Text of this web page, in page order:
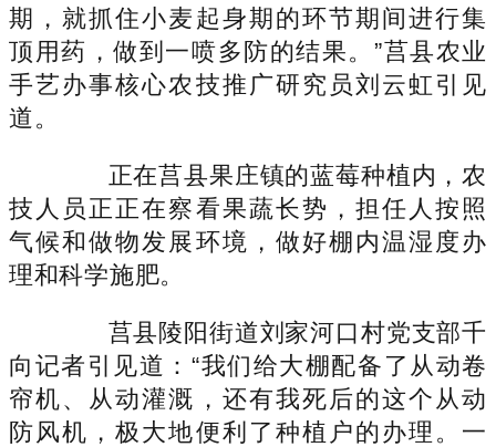
期，就抓住小麦起身期的环节期间进行集
顶用药，做到一喷多防的结果。”莒县农业
手艺办事核心农技推广研究员刘云虹引见
道。
正在莒县果庄镇的蓝莓种植内，农
技人员正正在察看果蔬长势，担任人按照
气候和做物发展环境，做好棚内温湿度办
理和科学施肥。
莒县陵阳街道刘家河口村党支部千
向记者引见道：“我们给大棚配备了从动卷
帘机、从动灌溉，还有我死后的这个从动
防风机，极大地便利了种植户的办理。一